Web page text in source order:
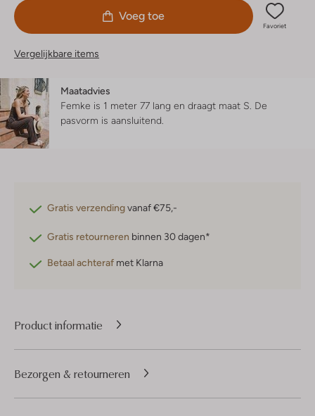
Voeg toe
Favoriet
Vergelijkbare items
Maatadvies
Femke is 1 meter 77 lang en draagt maat S. De
pasvorm is aansluitend
Gratis verzendingvanaf €75,-
Gratis retourneren binnen 30 dagen*
Betaal achteraf met Klarna
Product informatie
Bezorgen & retourneren